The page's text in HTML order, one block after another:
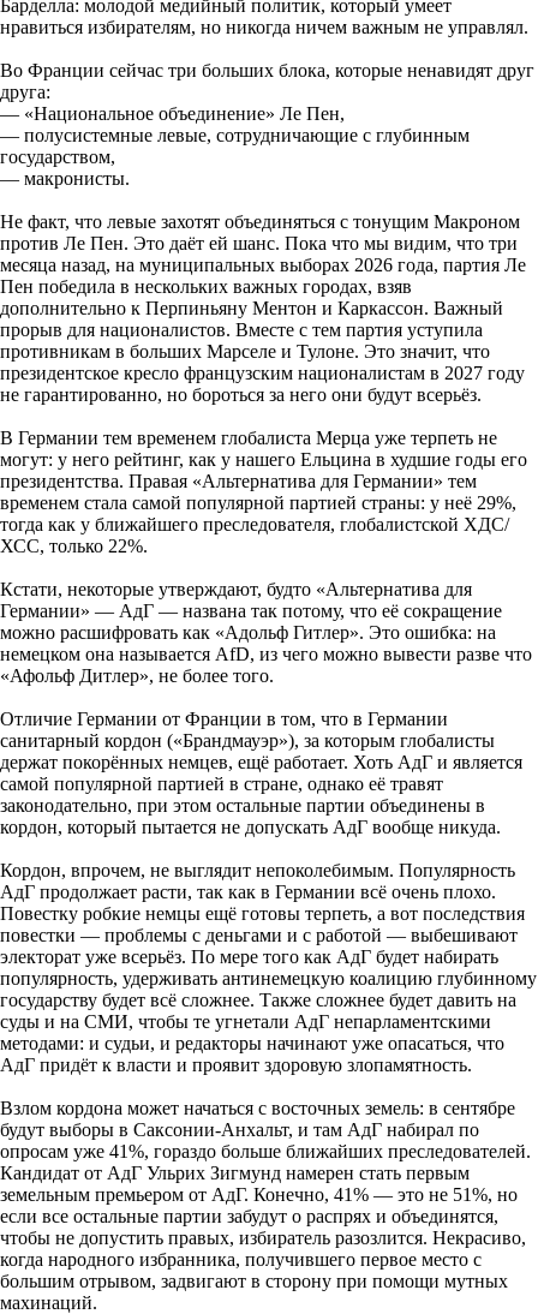
Барделла: молодой медийный политик, который умеет
нравиться избирателям, но никогда ничем важным не управлял.
Во Франции сейчас три больших блока, которые ненавидят друг
друга:
— «Национальное объединение» Ле Пен,
— полусистемные левые, сотрудничающие с глубинным
государством,
— макронисты.
Не факт, что левые захотят объединяться с тонущим Макроном
против Ле Пен. Это даёт ей шанс. Пока что мы видим, что три
месяца назад, на муниципальных выборах 2026 года, партия Ле
Пен победила в нескольких важных городах, взяв
дополнительно к Перпиньяну Ментон и Каркассон. Важный
прорыв для националистов. Вместе с тем партия уступила
противникам в больших Марселе и Тулоне. Это значит, что
президентское кресло французским националистам в 2027 году
не гарантированно, но бороться за него они будут всерьёз.
В Германии тем временем глобалиста Мерца уже терпеть не
могут: у него рейтинг, как у нашего Ельцина в худшие годы его
президентства. Правая «Альтернатива для Германии» тем
временем стала самой популярной партией страны: у неё 29%,
тогда как у ближайшего преследователя, глобалистской ХДС/
ХСС, только 22%.
Кстати, некоторые утверждают, будто «Альтернатива для
Германии» — АдГ — названа так потому, что её сокращение
можно расшифровать как «Адольф Гитлер». Это ошибка: на
немецком она называется AfD, из чего можно вывести разве что
«Афольф Дитлер», не более того.
Отличие Германии от Франции в том, что в Германии
санитарный кордон («Брандмауэр»), за которым глобалисты
держат покорённых немцев, ещё работает. Хоть АдГ и является
самой популярной партией в стране, однако её травят
законодательно, при этом остальные партии объединены в
кордон, который пытается не допускать АдГ вообще никуда.
Кордон, впрочем, не выглядит непоколебимым. Популярность
АдГ продолжает расти, так как в Германии всё очень плохо.
Повестку робкие немцы ещё готовы терпеть, а вот последствия
повестки — проблемы с деньгами и с работой — выбешивают
электорат уже всерьёз. По мере того как АдГ будет набирать
популярность, удерживать антинемецкую коалицию глубинному
государству будет всё сложнее. Также сложнее будет давить на
суды и на СМИ, чтобы те угнетали АдГ непарламентскими
методами: и судьи, и редакторы начинают уже опасаться, что
АдГ придёт к власти и проявит здоровую злопамятность.
Взлом кордона может начаться с восточных земель: в сентябре
будут выборы в Саксонии-Анхальт, и там АдГ набирал по
опросам уже 41%, гораздо больше ближайших преследователей.
Кандидат от АдГ Ульрих Зигмунд намерен стать первым
земельным премьером от АдГ. Конечно, 41% — это не 51%, но
если все остальные партии забудут о распрях и объединятся,
чтобы не допустить правых, избиратель разозлится. Некрасиво,
когда народного избранника, получившего первое место с
большим отрывом, задвигают в сторону при помощи мутных
махинаций.